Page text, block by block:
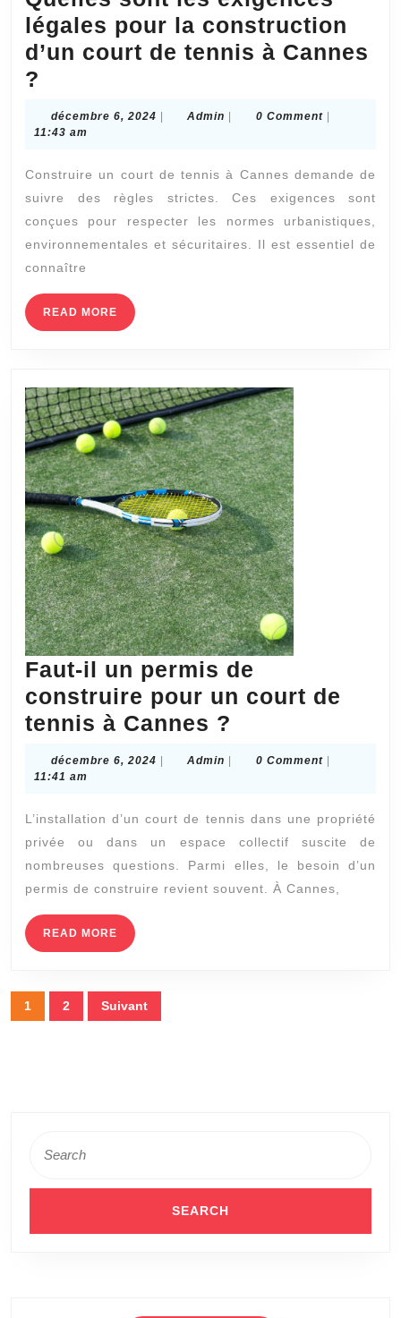
légales pour la construction
d’un court de tennis à Cannes
?
sont
les
légales
la
construction
d’un
court
à
Cannes
?
décembre 6, 2024 décembre
| Admin Admin
| 0 Comment |
11:43 am
Construire un court de tennis à Cannes demande de
suivre des règles strictes. Ces exigences sont
conçues pour respecter les normes urbanistiques,
environnementales et sécuritaires. Il est essentiel de
connaître
READ MORE READ
MORE
Faut-il un permis de
construire pour un court de
tennis à Cannes ?
de
construire
pour
décembre 6, 2024 décembre
Admin Admin0 Comment
11:41 am
L’installation d’un court de tennis dans une propriété
privée ou dans un espace collectif suscite de
nombreuses questions. Parmi elles, le besoin d’un
permis de construire revient souvent. À Cannes,
READ MORE READ
MORE
Pagination
des
1 2 Suivant
for: